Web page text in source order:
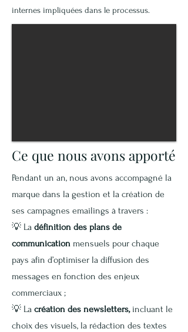
internes impliquées dans le processus.
Ce que nous avons apporté
Pendant un an, nous avons accompagné la
marque dans la gestion et la création de
ses campagnes emailings à travers :
💡 La définition des plans de
communication mensuels pour chaque
pays afin d’optimiser la diffusion des
messages en fonction des enjeux
commerciaux ;
💡 La création des newsletters,incluant le
choix des visuels, la rédaction des textes